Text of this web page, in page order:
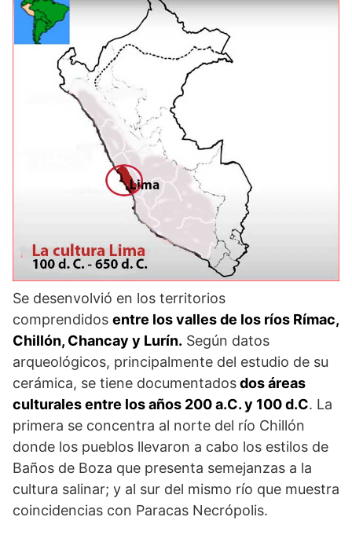
Se desenvolvió en los territorios
comprendidos entre los valles de los ríos Rímac,
Chillón, Chancay y Lurín. Según datos
arqueológicos, principalmente del estudio de su
cerámica, se tiene documentadosdos áreas
culturales entre los años 200 a.C. y 100 d.C. La
primera se concentra al norte del río Chillón
donde los pueblos llevaron a cabo los estilos de
Baños de Boza que presenta semejanzas a la
cultura salinar; y al sur del mismo río que muestra
coincidencias con Paracas Necrópolis.